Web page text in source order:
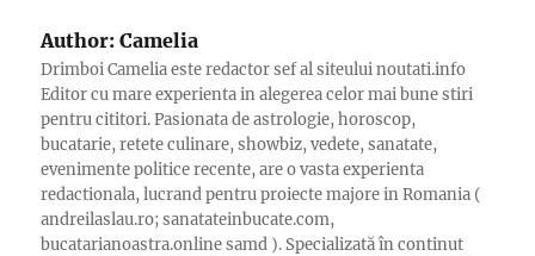
Author: Camelia
Drimboi Camelia este redactor sef al siteului noutati.info
Editor cu mare experienta in alegerea celor mai bune stiri
pentru cititori. Pasionata de astrologie, horoscop,
bucatarie, retete culinare, showbiz, vedete, sanatate,
evenimente politice recente, are o vasta experienta
redactionala, lucrand pentru proiecte majore in Romania (
andreilaslau.ro; sanatateinbucate.com,
bucatarianoastra.online samd ). Specializată în continut